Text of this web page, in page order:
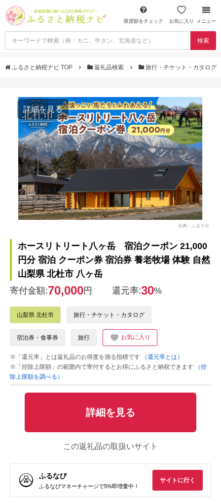
限度額をチェック お気に入り メニュー
検索
ふるさと納税ナビ TOP 返礼品検索 旅行・チケット・カタログ
詳細を見る
出典：ふるラボ
ホースリトリート八ヶ岳 宿泊クーポン 21,000
円分 宿泊 クーポン券 宿泊券 養老牧場 体験 自然
山梨県 北杜市 八ヶ岳
寄付金額:70,000円 還元率:30%
山梨県 北杜市 旅行・チケット・カタログ
宿泊券・食事券 旅行 お気に入り
※「還元率」とは返礼品のお得度を測る指標です
（還元率とは）
※「控除上限額」の範囲内で寄付するとお得にふるさと納税できます
（控
除上限額を調べる）
詳細を見る
この返礼品の取扱いサイト
ふるなび
ふるなびマネーチャージで5%即増量中！
サイトに行く